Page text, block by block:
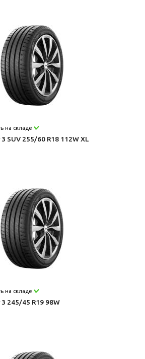
на складе
SUV 255/60 R18 112W XL
на складе
245/45 R19 98W